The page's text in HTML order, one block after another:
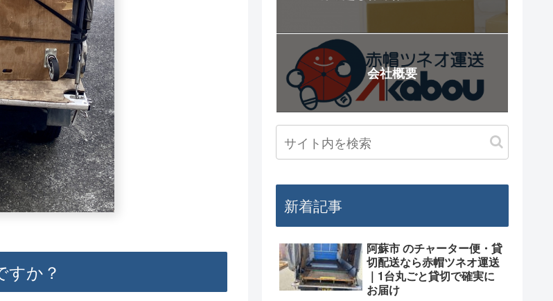
すか？
会社概要
新着記事
阿蘇市 のチャーター便・貸
切配送なら赤帽ツネオ運送
｜1台丸ごと貸切で確実に
お届け